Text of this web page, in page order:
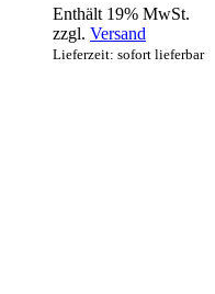
Enthält 19% MwSt.
zzgl. Versand
Lieferzeit: sofort lieferbar